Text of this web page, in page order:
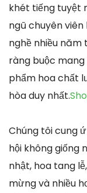
khét tiếng tuyệt
ngũ chuyên
nghề nhiều
ràng buộc
phẩm hoa chất
hòa duy nhất.
Chúng tôi cung
hội không giống
nhật, hoa tang
mừng và nhiều